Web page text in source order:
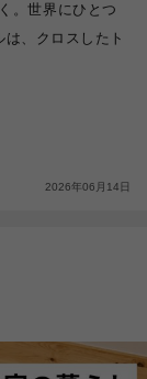
。世界にひとつ
、クロスしたト
2026年06月14日